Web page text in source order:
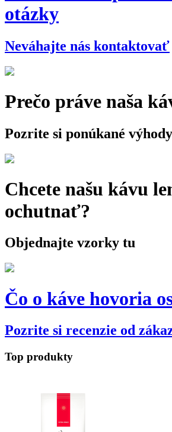
otázky
Neváhajte nás kontaktovať
Prečo práve naša
Pozrite si ponúkané výhody
Chcete našu kávu
ochutnať?
Objednajte vzorky tu
Čo o káve hovoria
Pozrite si recenzie od
Top produkty